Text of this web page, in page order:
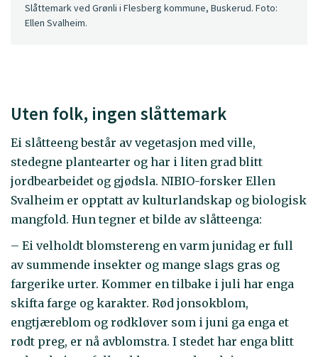
Slåttemark ved Grønli i Flesberg kommune, Buskerud. Foto:
Ellen Svalheim.
Uten folk, ingen slåttemark
Ei slåtteeng består av vegetasjon med ville,
stedegne plantearter og har i liten grad blitt
jordbearbeidet og gjødsla. NIBIO-forsker Ellen
Svalheim er opptatt av kulturlandskap og biologisk
mangfold. Hun tegner et bilde av slåtteenga:
– Ei velholdt blomstereng en varm junidag er full
av summende insekter og mange slags gras og
fargerike urter. Kommer en tilbake i juli har enga
skifta farge og karakter. Rød jonsokblom,
engtjæreblom og rødkløver som i juni ga enga et
rødt preg, er nå avblomstra. I stedet har enga blitt